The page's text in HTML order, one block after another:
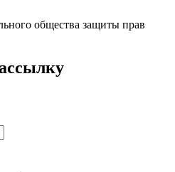
общества защиты прав